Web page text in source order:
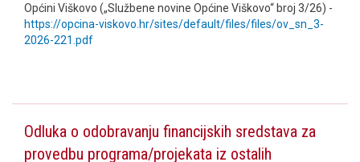
Općini Viškovo („Službene novine Općine Viškovo“ broj 3/26) -
https://opcina-viskovo.hr/sites/default/files/files/ov_sn_3-
2026-221.pdf
Odluka o odobravanju financijskih sredstava za
provedbu programa/projekata iz ostalih